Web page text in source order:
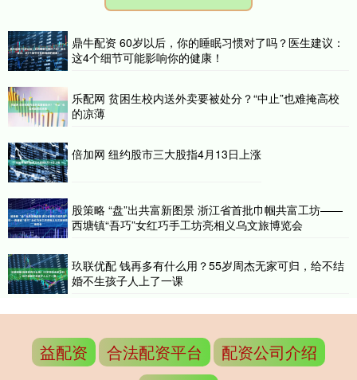
鼎牛配资 60岁以后，你的睡眠习惯对了吗？医生建议：
这4个细节可能影响你的健康！
乐配网 贫困生校内送外卖要被处分？“中止”也难掩高校
的凉薄
倍加网 纽约股市三大股指4月13日上涨
股策略 “盘”出共富新图景 浙江省首批巾帼共富工坊——
西塘镇“吾巧”女红巧手工坊亮相义乌文旅博览会
玖联优配 钱再多有什么用？55岁周杰无家可归，给不结
婚不生孩子人上了一课
益配资 合法配资平台
配资公司介绍